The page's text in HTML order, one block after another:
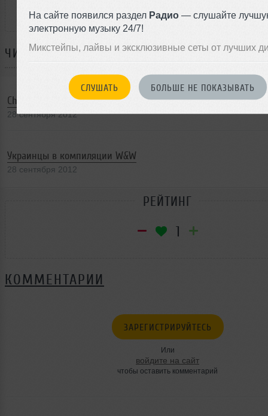
На сайте появился раздел Радио — слушайте
электронную музыку 24/7!
Микстейпы, лайвы и эксклюзивные сеты от лучших
СЛУШАТЬ БОЛЬШЕ НЕ ПОКАЗЫВАТЬ
ЧИТАЙТЕ ТАКЖЕ:
Christopher Rau и его новый альбом
28 сентября 2012
Украинцы в компиляции W&W
28 сентября 2012
РЕЙТИНГ
1
КОММЕНТАРИИ
ЗАРЕГИСТРИРУЙТЕСЬ
Или
войдите на сайт
чтобы оставить комментарий